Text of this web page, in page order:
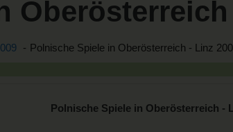
Oberösterreich
Polnische Spiele in Oberösterreich - Linz
Polnische Spiele in Oberösterreich -